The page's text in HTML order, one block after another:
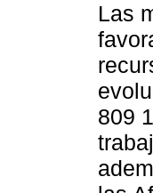
Las
809